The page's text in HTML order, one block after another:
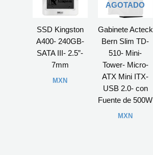
SSD Kingston
A400- 240GB-
SATA III- 2.5”-
7mm
MXN
AGOTADO
Gabinete Acteck
Bern Slim TD-
510- Mini-
Tower- Micro-
ATX Mini ITX-
USB 2.0- con
Fuente de 500W
MXN